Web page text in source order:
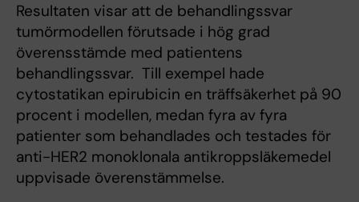
Resultaten visar att de behandlingssvar
tumörmodellen förutsade i hög grad
överensstämde med patientens
behandlingssvar. Till exempel hade
cytostatikan epirubicin en träffsäkerhet på 90
procent i modellen, medan fyra av fyra
patienter som behandlades och testades för
anti-HER2 monoklonala antikroppsläkemedel
uppvisade överenstämmelse.